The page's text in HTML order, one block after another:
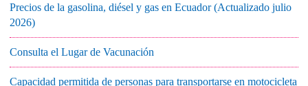
Precios de la gasolina, diésel y gas en Ecuador (Actualizado julio
2026)
Consulta el Lugar de Vacunación
Capacidad permitida de personas para transportarse en motocicleta